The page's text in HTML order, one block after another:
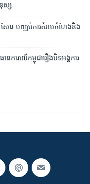
ស្ស
សែន​ បញ្ឈប់​ការ​គំរាម​កំហែង​និង​
ានការលើកម្ពុជារឿងបិទអង្គការ